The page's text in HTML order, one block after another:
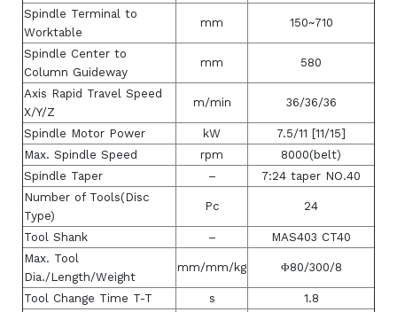
Spindle Terminal to
Worktable
mm 150~710
Spindle Center to
Column Guideway
mm 580
Axis Rapid Travel Speed
X/Y/Z
m/min 36/36/36
Spindle Motor Power kW
7.5/11 [11/15]
Max. Spindle Speed
rpm
8000(belt)
Spindle Taper
–
7:24 taper NO.40
Number of Tools(Disc
Type)
Pc 24
Tool Shank –
MAS403 CT40
Max. Tool
Dia./Length/Weight
mm/mm/kg Φ80/300/8
Tool Change Time T-T s
1.8